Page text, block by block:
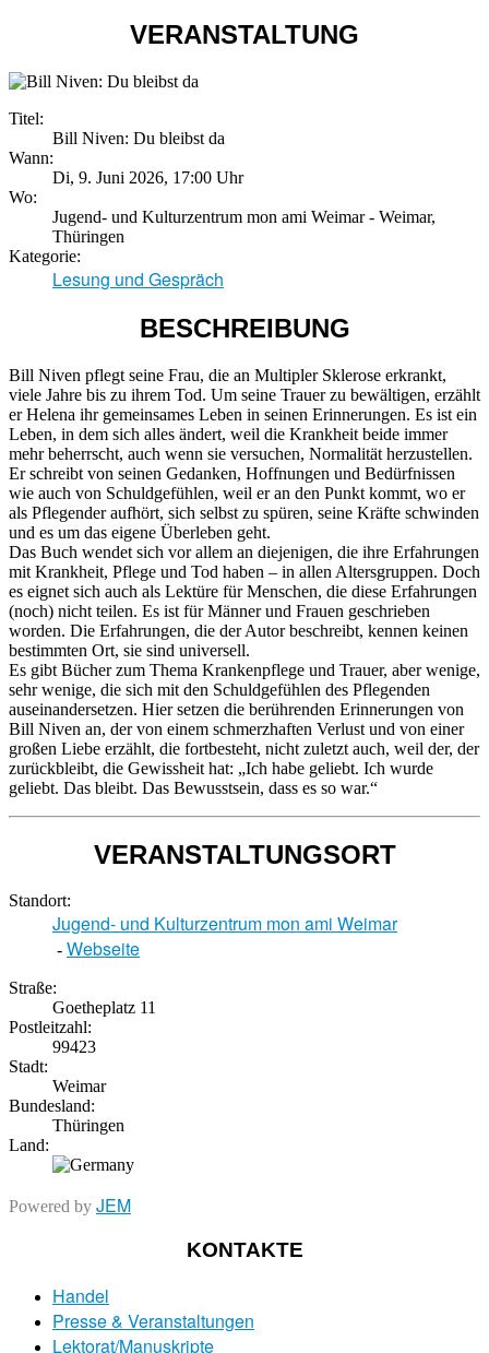
VERANSTALTUNG
Titel:
Bill Niven: Du bleibst da
Wann:
Di, 9. Juni 2026, 17:00 Uhr
Wo:
Jugend- und Kulturzentrum mon ami Weimar - Weimar,
Thüringen
Kategorie:
Lesung und Gespräch
BESCHREIBUNG
Bill Niven pflegt seine Frau, die an Multipler Sklerose erkrankt,
viele Jahre bis zu ihrem Tod. Um seine Trauer zu bewältigen, erzählt
er Helena ihr gemeinsames Leben in seinen Erinnerungen. Es ist ein
Leben, in dem sich alles ändert, weil die Krankheit beide immer
mehr beherrscht, auch wenn sie versuchen, Normalität herzustellen.
Er schreibt von seinen Gedanken, Hoffnungen und Bedürfnissen
wie auch von Schuldgefühlen, weil er an den Punkt kommt, wo er
als Pflegender aufhört, sich selbst zu spüren, seine Kräfte schwinden
und es um das eigene Überleben geht.
Das Buch wendet sich vor allem an diejenigen, die ihre Erfahrungen
mit Krankheit, Pflege und Tod haben – in allen Altersgruppen. Doch
es eignet sich auch als Lektüre für Menschen, die diese Erfahrungen
(noch) nicht teilen. Es ist für Männer und Frauen geschrieben
worden. Die Erfahrungen, die der Autor beschreibt, kennen keinen
bestimmten Ort, sie sind universell.
Es gibt Bücher zum Thema Krankenpflege und Trauer, aber wenige,
sehr wenige, die sich mit den Schuldgefühlen des Pflegenden
auseinandersetzen. Hier setzen die berührenden Erinnerungen von
Bill Niven an, der von einem schmerzhaften Verlust und von einer
großen Liebe erzählt, die fortbesteht, nicht zuletzt auch, weil der, der
zurückbleibt, die Gewissheit hat: „Ich habe geliebt. Ich wurde
geliebt. Das bleibt. Das Bewusstsein, dass es so war.“
VERANSTALTUNGSORT
Standort:
Jugend- und Kulturzentrum mon ami Weimar
- Webseite
Straße:
Goetheplatz 11
Postleitzahl:
99423
Stadt:
Weimar
Bundesland:
Thüringen
Land:
Powered by JEM
KONTAKTE
Handel
Presse & Veranstaltungen
Lektorat/Manuskripte